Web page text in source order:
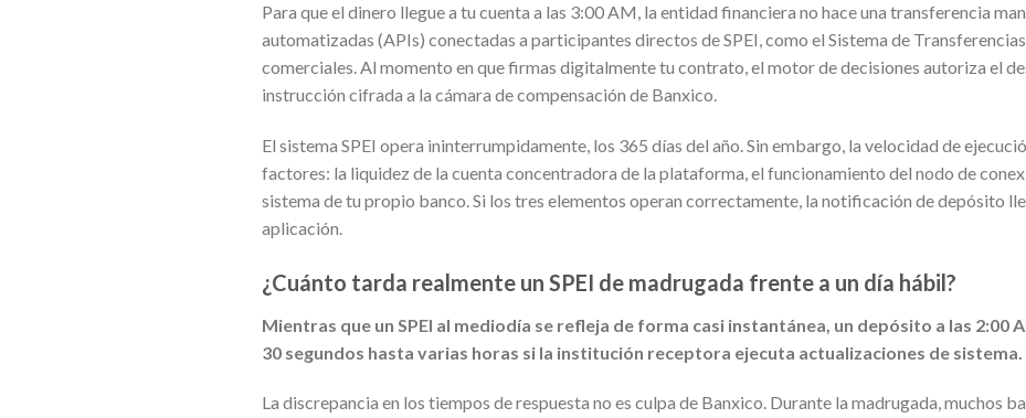
Para que el dinero llegue a tu cuenta a las 3:00 AM, la entidad financiera no hace una transferencia
automatizadas (APIs) conectadas a participantes directos de SPEI, como el Sistema de
comerciales. Al momento en que firmas digitalmente tu contrato, el motor de decisiones autoriza el
instrucción cifrada a la cámara de compensación de Banxico.
El sistema SPEI opera ininterrumpidamente, los 365 días del año. Sin embargo, la velocidad de
factores: la liquidez de la cuenta concentradora de la plataforma, el funcionamiento del nodo de
sistema de tu propio banco. Si los tres elementos operan correctamente, la notificación de depósito
aplicación.
¿Cuánto tarda realmente un SPEI de madrugada frente a un día hábil?
Mientras que un SPEI al mediodía se refleja de forma casi instantánea, un depósito a las 2:00
30 segundos hasta varias horas si la institución receptora ejecuta actualizaciones de sistema.
La discrepancia en los tiempos de respuesta no es culpa de Banxico. Durante la madrugada, muchos